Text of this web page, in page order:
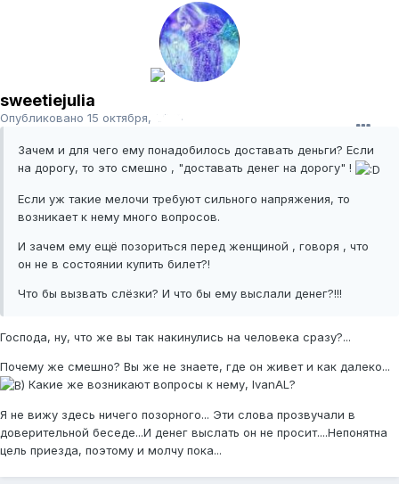
sweetiejulia
Опубликовано 15 октября, 2008
Зачем и для чего ему понадобилось доставать деньги? Если
на дорогу, то это смешно , "доставать денег на дорогу" !
Если уж такие мелочи требуют сильного напряжения, то
возникает к нему много вопросов.
И зачем ему ещё позориться перед женщиной , говоря , что
он не в состоянии купить билет?!
Что бы вызвать слёзки? И что бы ему выслали денег?!!!
Господа, ну, что же вы так накинулись на человека сразу?...
Почему же смешно? Вы же не знаете, где он живет и как далеко...
Какие же возникают вопросы к нему, IvanAL?
Я не вижу здесь ничего позорного... Эти слова прозвучали в
доверительной беседе...И денег выслать он не просит....Непонятна
цель приезда, поэтому и молчу пока...